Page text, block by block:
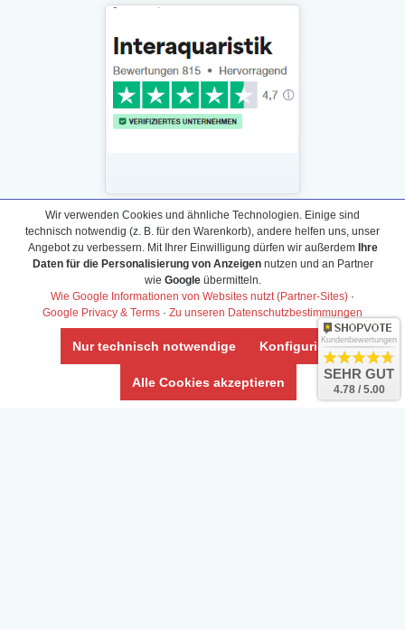
Daten­schutz­erklärung
Widerrufs­recht /Widerrufs­formular
AGB & Info
Impressum
Umwelt und Entsorgung
Vertrag widerrufen
Wir verwenden Cookies und ähnliche Technologien. Einige sind
technisch notwendig (z. B. für den Warenkorb), andere helfen uns, unser
Angebot zu verbessern. Mit Ihrer Einwilligung dürfen wir außerdem Ihre
Daten für die Personalisierung von Anzeigennutzen und an Partner
wie Googleübermitteln.
Wie Google Informationen von Websites nutzt (Partner-Sites) ·
Google Privacy & Terms · Zu unseren Datenschutzbestimmungen
Nur technisch notwendige Konfigurieren
Alle Cookies akzeptieren
Kundenbewertungen
SEHR GUT
4.78 / 5.00